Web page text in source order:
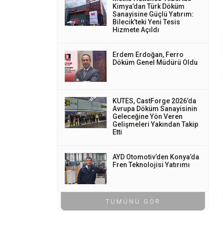
Kimya’dan Türk Döküm
Sanayisine Güçlü Yatırım:
Bilecik’teki Yeni Tesis
Hizmete Açıldı
Erdem Erdoğan, Ferro
Döküm Genel Müdürü Oldu
KUTES, CastForge 2026’da
Avrupa Döküm Sanayisinin
Geleceğine Yön Veren
Gelişmeleri Yakından Takip
Etti
AYD Otomotiv’den Konya’da
Fren Teknolojisi Yatırımı
TÜMÜNÜ GÖR